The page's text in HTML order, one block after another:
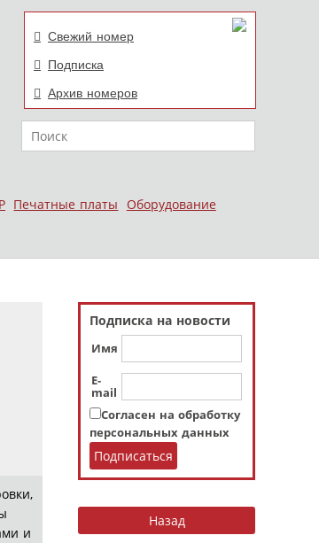
Свежий номер
Подписка
Архив номеров
Поиск
Печатные платы
Оборудование
Подписка на новости
Имя
E-
mail
Согласен на обработку
персональных данных
и